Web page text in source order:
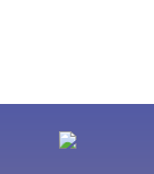
Пилки, блоки
Подология